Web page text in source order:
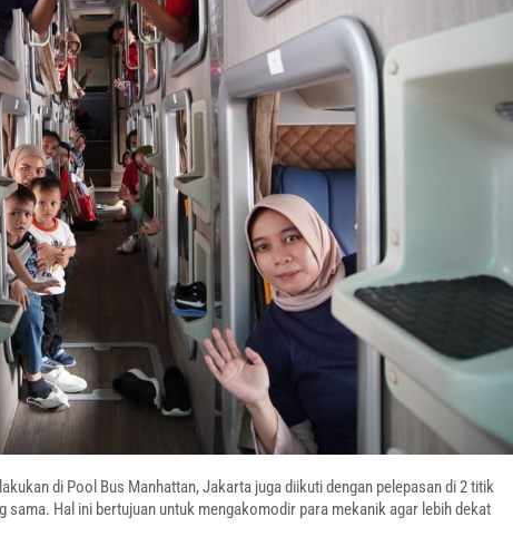
di Pool Bus Manhattan, Jakarta juga diikuti dengan pelepasan di 2 titik
sama. Hal ini bertujuan untuk mengakomodir para mekanik agar lebih dekat